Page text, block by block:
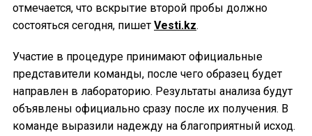
отмечается, что вскрытие второй пробы должно
состояться сегодня, пишет Vesti.kz.
Участие в процедуре принимают официальные
представители команды, после чего образец будет
направлен в лабораторию. Результаты анализа будут
объявлены официально сразу после их получения. В
команде выразили надежду на благоприятный исход.